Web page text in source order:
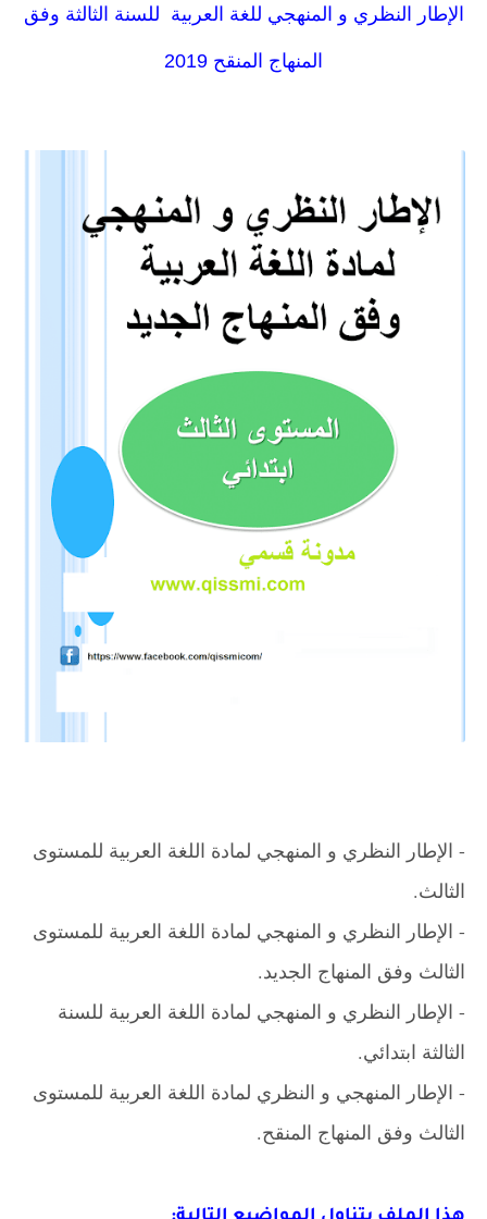
الإطار النظري و المنهجي للغة العربية للسنة الثالثة وفق
المنهاج المنقح 2019
- الإطار النظري و المنهجي لمادة اللغة العربية للمستوى
الثالث.
- الإطار النظري و المنهجي لمادة اللغة العربية للمستوى
الثالث وفق المنهاج الجديد.
- الإطار النظري و المنهجي لمادة اللغة العربية للسنة
الثالثة ابتدائي.
- الإطار المنهجي و النظري لمادة اللغة العربية للمستوى
الثالث وفق المنهاج المنقح.